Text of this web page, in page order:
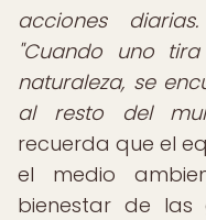
acciones
"Cuando uno
naturaleza, se
al resto del
recuerda que el
el medio
bienestar de las